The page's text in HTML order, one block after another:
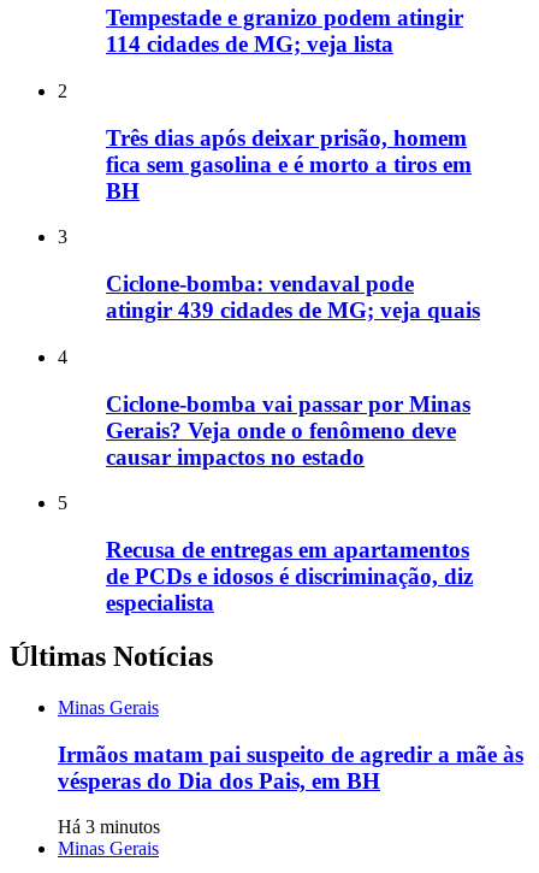
Tempestade e granizo podem atingir
114 cidades de MG; veja lista
2
Três dias após deixar prisão, homem
fica sem gasolina e é morto a tiros em
BH
3
Ciclone-bomba: vendaval pode
atingir 439 cidades de MG; veja quais
4
Ciclone-bomba vai passar por Minas
Gerais? Veja onde o fenômeno deve
causar impactos no estado
5
Recusa de entregas em apartamentos
de PCDs e idosos é discriminação, diz
especialista
Últimas Notícias
Minas Gerais
Irmãos matam pai suspeito de agredir a mãe às
vésperas do Dia dos Pais, em BH
Há 3 minutos
Minas Gerais